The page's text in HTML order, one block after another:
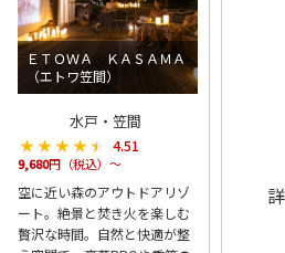
ＥＴＯＷＡ ＫＡＳＡＭＡ
（エトワ笠間）
水戸・笠間
★★★★★
★★★★★ 4.51
9,680円（税込）～
空に近い森のアウトドアリゾ
ート。絶景と焚き火を楽しむ
贅沢な時間。自然と快適が整